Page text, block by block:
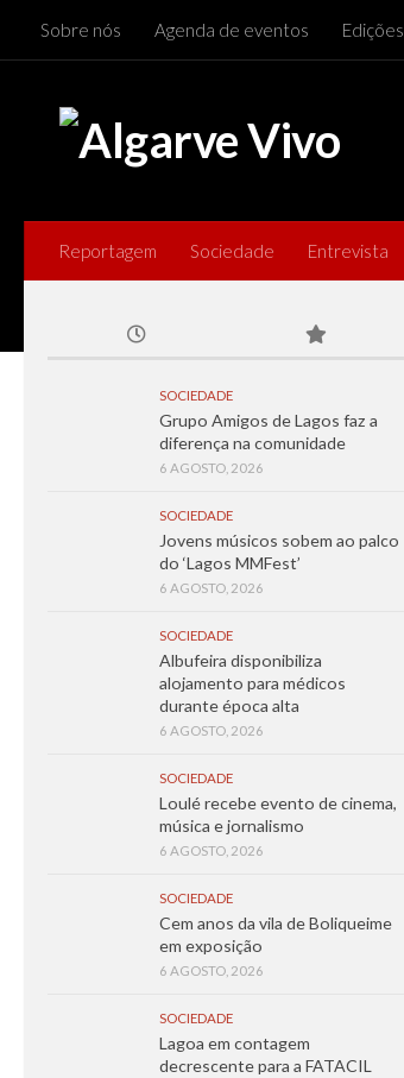
Skip to content
Sobre nós Agenda de eventos Edições
Reportagem Sociedade Entrevista
SOCIEDADE
Grupo Amigos de Lagos faz a
diferença na comunidade
6 AGOSTO, 2026
SOCIEDADE
Jovens músicos sobem ao palco
do ‘Lagos MMFest’
6 AGOSTO, 2026
SOCIEDADE
Albufeira disponibiliza
alojamento para médicos
durante época alta
6 AGOSTO, 2026
SOCIEDADE
Loulé recebe evento de cinema,
música e jornalismo
6 AGOSTO, 2026
SOCIEDADE
Cem anos da vila de Boliqueime
em exposição
6 AGOSTO, 2026
SOCIEDADE
Lagoa em contagem
decrescente para a FATACIL